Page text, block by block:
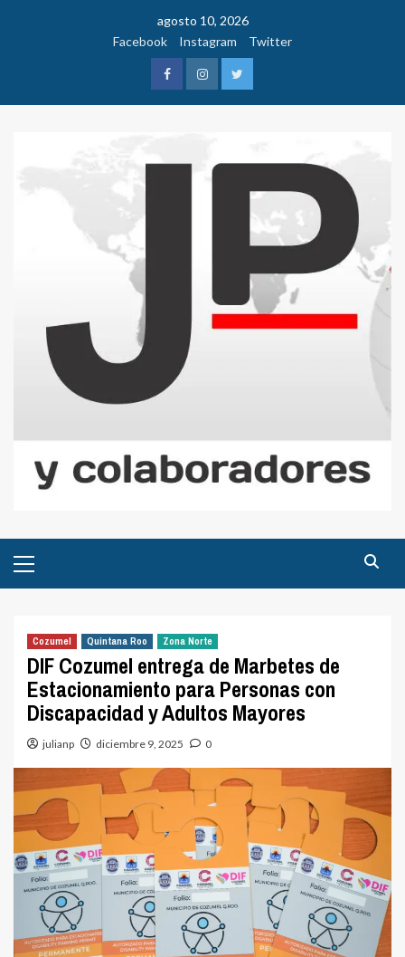
agosto 10, 2026
Facebook
Instagram Twitter
FacebookInstagramTwitter
principal
Cozumel Quintana Roo Zona Norte
DIF Cozumel entrega de Marbetes de
Estacionamiento para Personas con
Discapacidad y Adultos Mayores
julianp diciembre 9, 2025 0